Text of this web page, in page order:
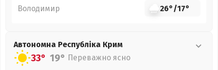
Володимир 26°/17°
Автономна Республіка Крим
33° 19° Переважно ясно